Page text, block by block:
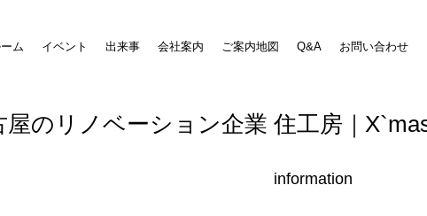
ム イベント 出来事 会社案内 ご案内地図 Q&A お問い合わせ
屋のリノベーション企業 住工房｜
information